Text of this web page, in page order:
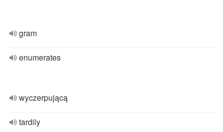
gram
enumerates
wyczerpującą
tardily